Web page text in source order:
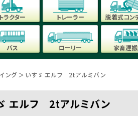
トラクター トレーラー 脱着式コン
バス ローリー 家畜運
ング いすゞ エルフ 2tアルミバン
エルフ 2tアルミバン